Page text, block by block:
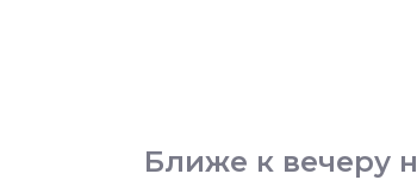
Ближе к вечеру